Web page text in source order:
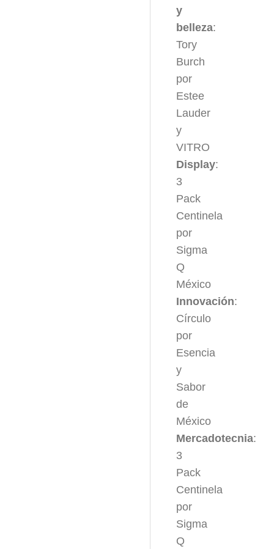
y
belleza:
Tory
Burch
por
Estee
Lauder
y
VITRO
Display:
3
Pack
Centinela
por
Sigma
Q
México
Innovación:
Círculo
por
Esencia
y
Sabor
de
México
Mercadotecnia:
3
Pack
Centinela
por
Sigma
Q